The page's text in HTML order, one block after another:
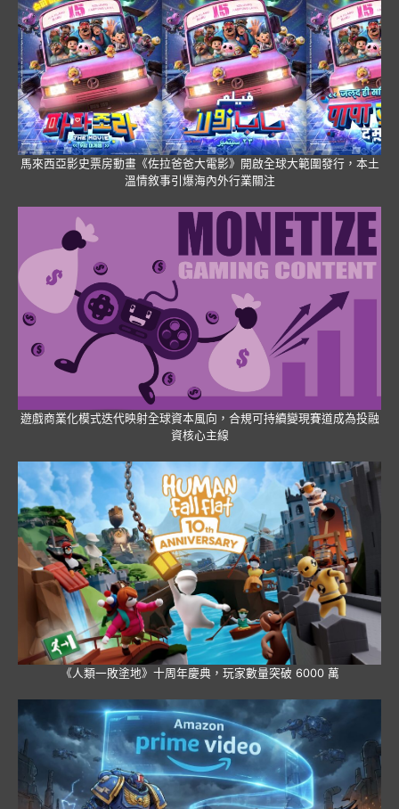
馬來西亞影史票房動畫《佐拉爸爸大電影》開啟全球大範圍發行，本土
溫情敘事引爆海內外行業關注
遊戲商業化模式迭代映射全球資本風向，合規可持續變現賽道成為投融
資核心主線
《人類一敗塗地》十周年慶典，玩家數量突破 6000 萬